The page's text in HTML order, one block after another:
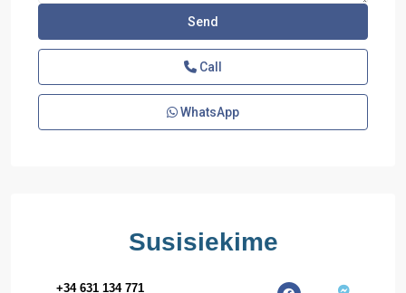
Call
WhatsApp
Susisiekime
+34 631 134 771